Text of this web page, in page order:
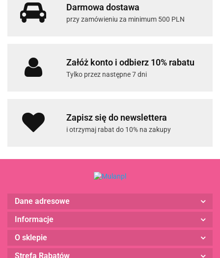
Darmowa dostawa
przy zamówieniu za minimum 500 PLN
Załóż konto i odbierz 10% rabatu
Tylko przez następne 7 dni
Zapisz się do newslettera
i otrzymaj rabat do 10% na zakupy
Dane adresowe
Informacje
O sklepie
Strefa Rabatów